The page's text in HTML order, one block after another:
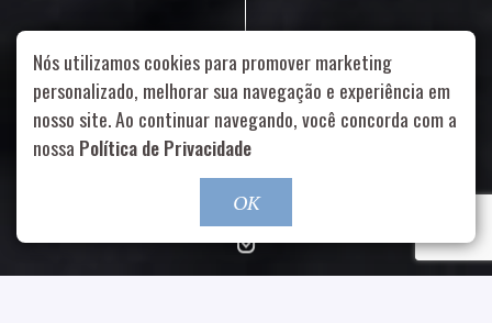
Rua Aurélia, 1714 – Vila Romana, São Paulo – SP
99178-5848
| contato@nucleofood.com
Role para continar
Nós utilizamos cookies para promover marketing
personalizado, melhorar sua navegação e experiência em
nosso site. Ao continuar navegando, você concorda com a
nossa Política de Privacidade
OK